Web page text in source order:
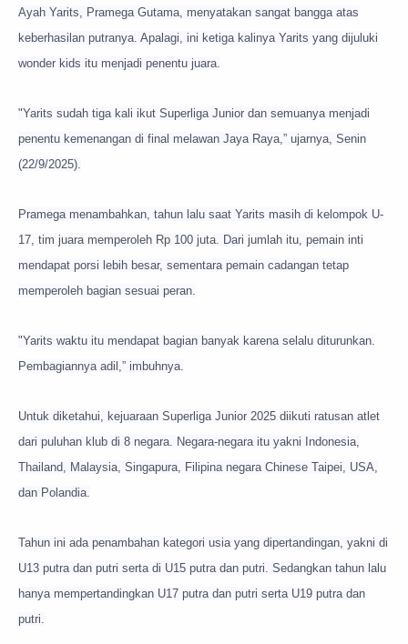
Ayah Yarits, Pramega Gutama, menyatakan sangat bangga atas
keberhasilan putranya. Apalagi, ini ketiga kalinya Yarits yang dijuluki
wonder kids itu menjadi penentu juara.
"Yarits sudah tiga kali ikut Superliga Junior dan semuanya menjadi
penentu kemenangan di final melawan Jaya Raya,” ujarnya, Senin
(22/9/2025).
Pramega menambahkan, tahun lalu saat Yarits masih di kelompok U-
17, tim juara memperoleh Rp 100 juta. Dari jumlah itu, pemain inti
mendapat porsi lebih besar, sementara pemain cadangan tetap
memperoleh bagian sesuai peran.
"Yarits waktu itu mendapat bagian banyak karena selalu diturunkan.
Pembagiannya adil,” imbuhnya.
Untuk diketahui, kejuaraan Superliga Junior 2025 diikuti ratusan atlet
dari puluhan klub di 8 negara. Negara-negara itu yakni Indonesia,
Thailand, Malaysia, Singapura, Filipina negara Chinese Taipei, USA,
dan Polandia.
Tahun ini ada penambahan kategori usia yang dipertandingan, yakni di
U13 putra dan putri serta di U15 putra dan putri. Sedangkan tahun lalu
hanya mempertandingkan U17 putra dan putri serta U19 putra dan
putri.